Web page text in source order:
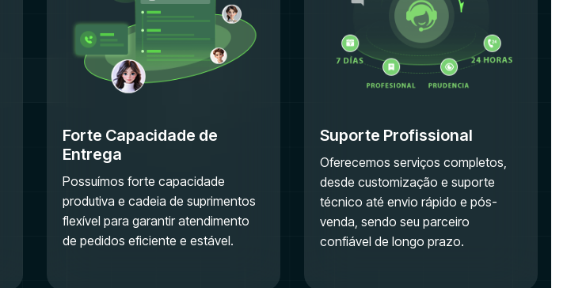
Forte Capacidade de
Entrega
Possuímos forte capacidade
produtiva e cadeia de suprimentos
flexível para garantir atendimento
de pedidos eficiente e estável.
Suporte Profissional
Oferecemos serviços completos,
desde customização e suporte
técnico até envio rápido e pós-
venda, sendo seu parceiro
confiável de longo prazo.